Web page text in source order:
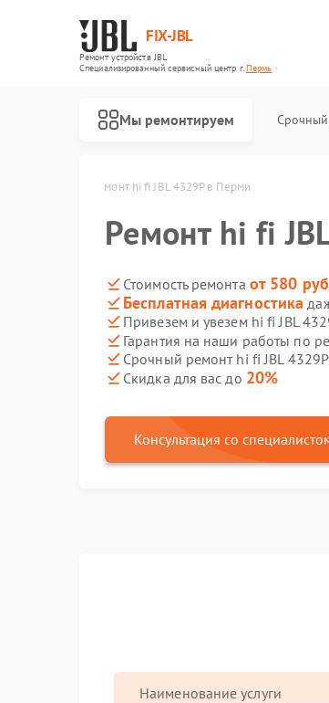
FIX-JBL
Ремонт устройств JBL
Специализированный cервисный центр г.Пермь
Мы ремонтируем
Ремонт hi fi JBL 4329P в Перми
Ремонт hi fi
Стоимость ремонта от 580
Бесплатная диагностика
Привезем и увезем hi fi JBL
Гарантия на наши работы по
Срочный ремонт hi fi JBL 4329P
Скидка для вас до 20%
Консультация со
Наименование услуги